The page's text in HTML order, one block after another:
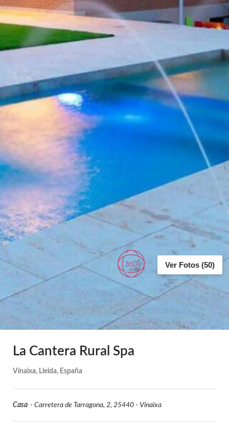
Ver Fotos (50)
La Cantera Rural Spa
Vinaixa, Lleida, España
Casa - Carretera de Tarragona, 2, 25440 - Vinaixa